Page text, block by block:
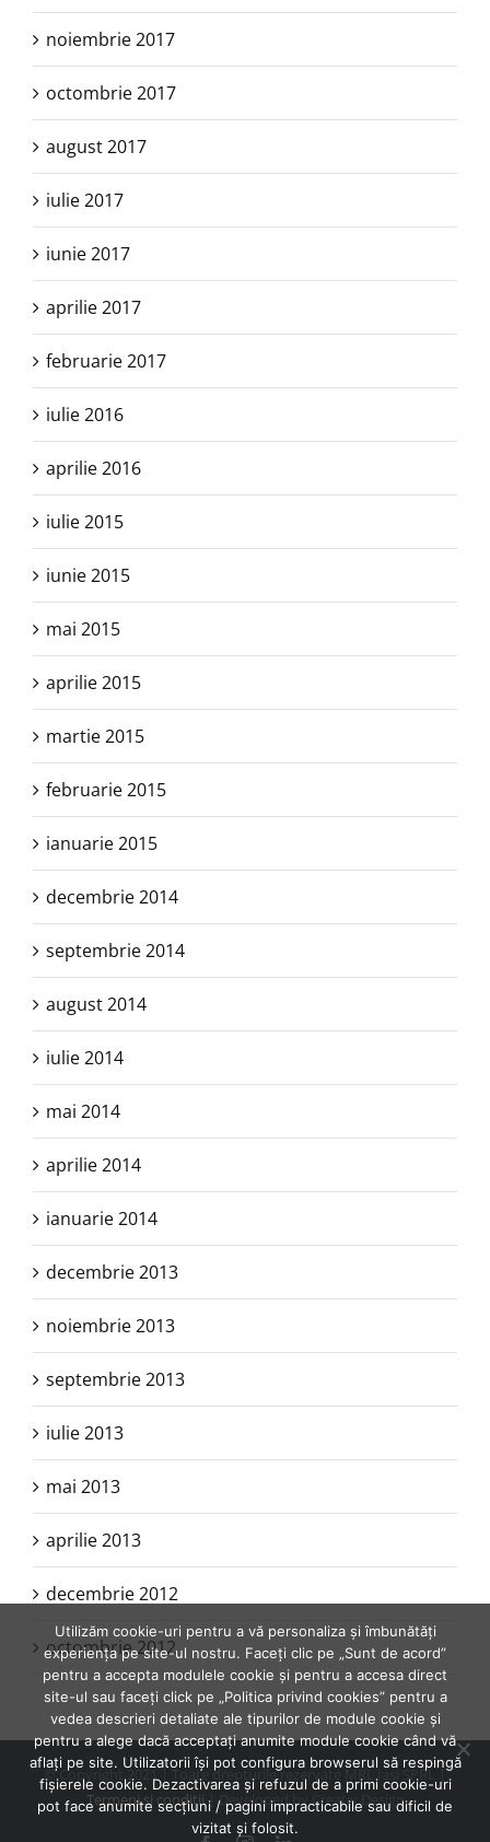
noiembrie 2017
octombrie 2017
august 2017
iulie 2017
iunie 2017
aprilie 2017
februarie 2017
iulie 2016
aprilie 2016
iulie 2015
iunie 2015
mai 2015
aprilie 2015
martie 2015
februarie 2015
ianuarie 2015
decembrie 2014
septembrie 2014
august 2014
iulie 2014
mai 2014
aprilie 2014
ianuarie 2014
decembrie 2013
noiembrie 2013
septembrie 2013
iulie 2013
mai 2013
aprilie 2013
decembrie 2012
octombrie 2012
© Copyright 2021 | Toate drepturile rezervate MRL Iasi SPRL |
Termeni şi condiţii| Developed by Creativ Design
Utilizăm cookie-uri pentru a vă personaliza și îmbunătăți
experiența pe site-ul nostru. Faceți clic pe „Sunt de acord”
pentru a accepta modulele cookie și pentru a accesa direct
site-ul sau faceți click pe „Politica privind cookies” pentru a
vedea descrieri detaliate ale tipurilor de module cookie și
pentru a alege dacă acceptați anumite module cookie când vă
aflați pe site. Utilizatorii își pot configura browserul să respingă
fișierele cookie. Dezactivarea și refuzul de a primi cookie-uri
pot face anumite secțiuni / pagini impracticabile sau dificil de
vizitat și folosit.